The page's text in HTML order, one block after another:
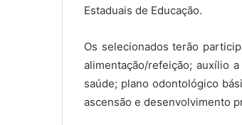
Estaduais de Educação.
Os selecionados terão
alimentação/refeição; auxílio
saúde; plano odontológico
ascensão e desenvolvimento